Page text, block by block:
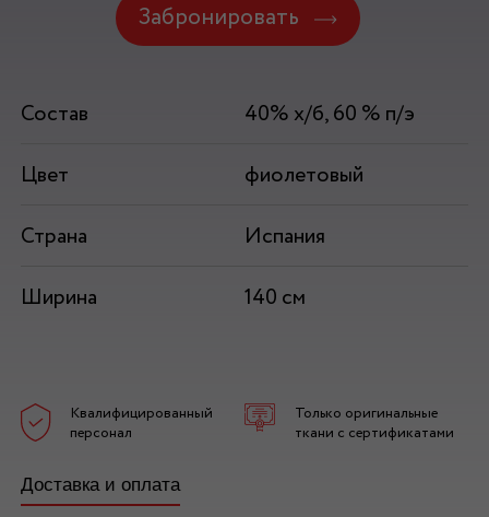
Забронировать
Состав
40% х/б, 60 % п/э
Цвет
фиолетовый
Страна
Испания
Ширина
140 см
Квалифицированный
персонал
Только оригинальные
ткани с сертификатами
Доставка и оплата